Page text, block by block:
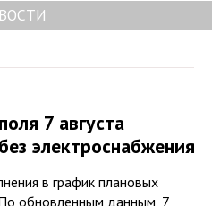
7 августа
электроснабжения
в график плановых
обновленным данным, 7